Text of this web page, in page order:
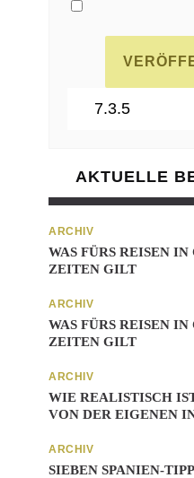
AKTUELLE
ARCHIV
WAS FÜRS REISEN
ZEITEN GILT
ARCHIV
WAS FÜRS REISEN
ZEITEN GILT
ARCHIV
WIE REALISTISCH
VON DER EIGENEN
ARCHIV
SIEBEN SPANIEN-